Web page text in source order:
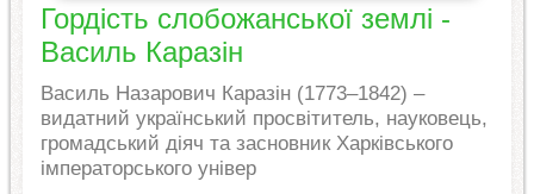
Гордість слобожанської землі -
Василь Каразін
Василь Назарович Каразін (1773–1842) –
видатний український просвітитель, науковець,
громадський діяч та засновник Харківського
імператорського універ